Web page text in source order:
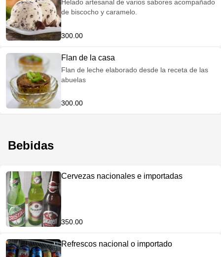
Helado artesanal de varios sabores acompañado
de biscocho y caramelo.
300.00
Flan de la casa
Flan de leche elaborado desde la receta de las
abuelas
300.00
Bebidas
Cervezas nacionales e importadas
350.00
Refrescos nacional o importado